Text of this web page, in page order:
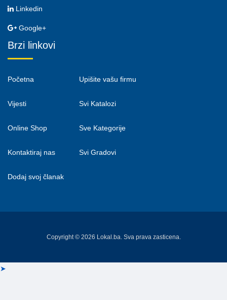
Linkedin
Google+
Brzi linkovi
Početna
Vijesti
Online Shop
Kontaktiraj nas
Dodaj svoj članak
Upišite vašu firmu
Svi Katalozi
Sve Kategorije
Svi Gradovi
Copyright © 2026 Lokal.ba. Sva prava zasticena.
➤